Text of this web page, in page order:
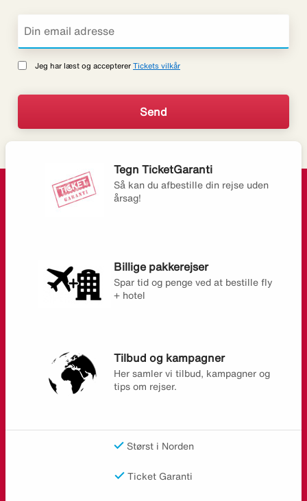
Jeg har læst og accepterer Tickets vilkår
Tegn TicketGaranti
Så kan du afbestille din rejse uden
årsag!
Billige pakkerejser
Spar tid og penge ved at bestille fly
+ hotel
Tilbud og kampagner
Her samler vi tilbud, kampagner og
tips om rejser.
Størst i Norden
Ticket Garanti